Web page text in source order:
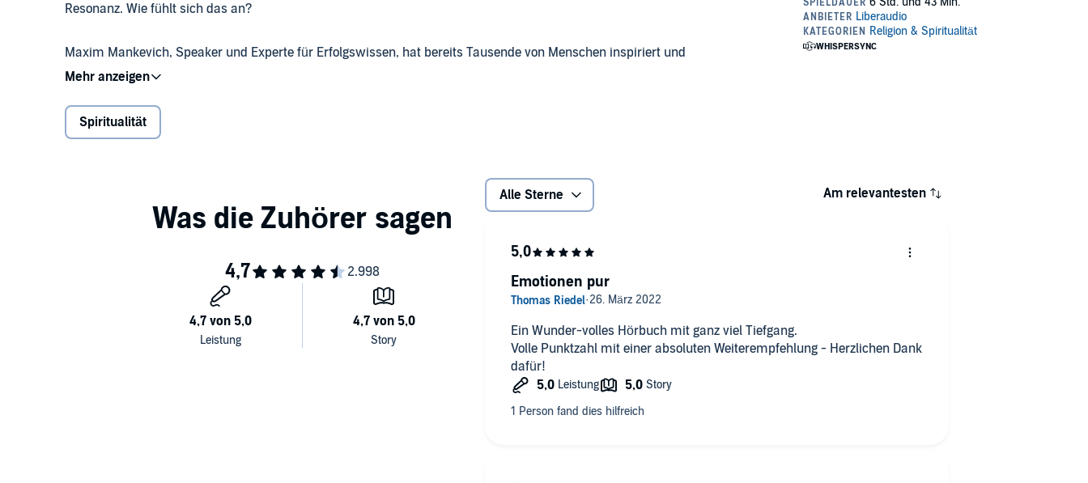
Resonanz. Wie fühlt sich das an?
Maxim Mankevich, Speaker und Experte für Erfolgswissen, hat bereits Tausende von Menschen inspiriert und
auf dem Weg zu ihrer persönlichen Exzellenz begleitet. Er kennt die Gesetze des Universums und macht sie in
Soul Masterfür jeden Menschen nutzbar. Seine These: Das Universum stellt sich uneingeschränkt hinter uns,
sobald wir uns in Einklang mit unserer Seelenaufgabe bringen. Wir entdecken unseren leuchtenden Kern und
erwecken Schritt für Schritt unser inneres Genie.
In deiner Audible-Bibliothek findest du für dieses Hörerlebnis eine PDF-Datei mit zusätzlichem Material.
©2022 unum, ein Imprint von GRÄFE UND UNZER Verlag GmbH (P)2022 Maxim Mankevich
Spiritualität
Alle Sterne Am relevantesten
Ein Wunder-volles Hörbuch mit ganz viel Tiefgang.
Volle Punktzahl mit einer absoluten Weiterempfehlung - Herzlichen Dank
dafür!
Emotionen pur